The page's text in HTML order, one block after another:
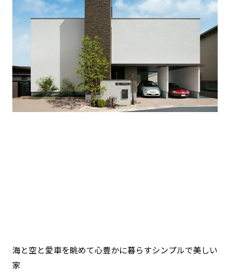
海と空と愛車を眺めて心豊かに暮らすシンプルで美しい
家